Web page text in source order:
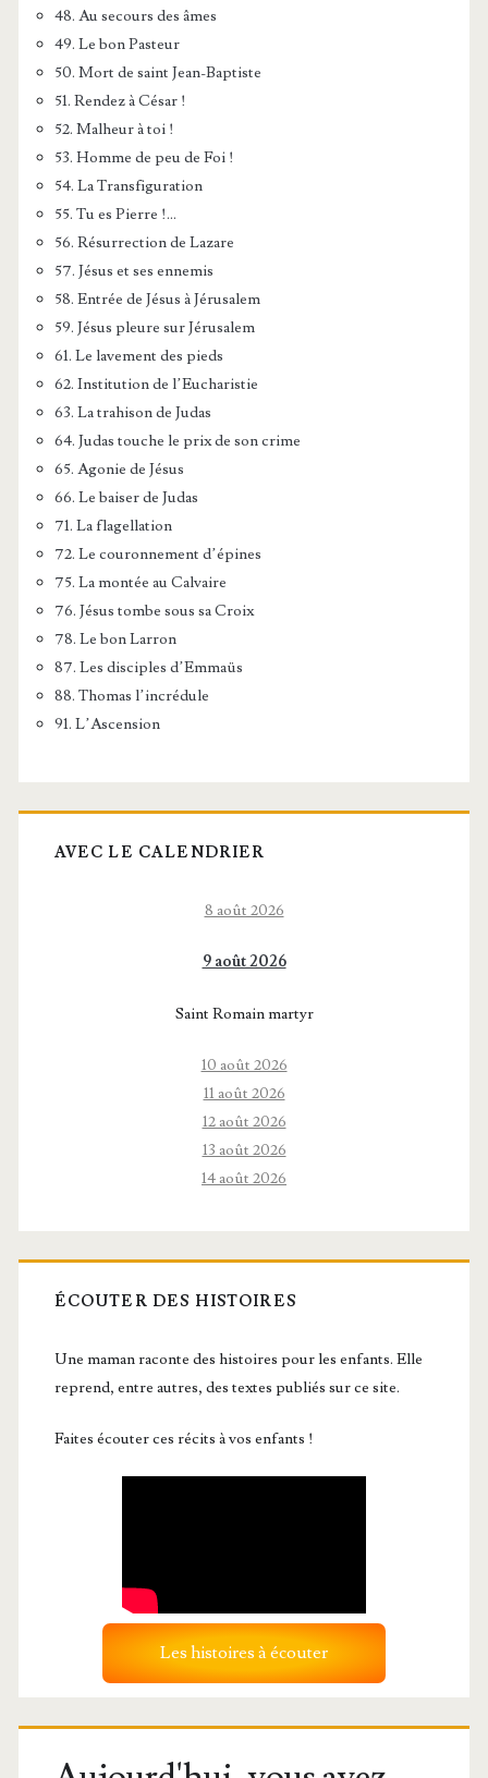
48. Au secours des âmes
49. Le bon Pasteur
50. Mort de saint Jean-Baptiste
51. Rendez à César !
52. Malheur à toi !
53. Homme de peu de Foi !
54. La Transfiguration
55. Tu es Pierre !…
56. Résurrection de Lazare
57. Jésus et ses ennemis
58. Entrée de Jésus à Jérusalem
59. Jésus pleure sur Jérusalem
61. Le lavement des pieds
62. Institution de l’Eucharistie
63. La trahison de Judas
64. Judas touche le prix de son crime
65. Agonie de Jésus
66. Le baiser de Judas
71. La flagellation
72. Le couronnement d’épines
75. La montée au Calvaire
76. Jésus tombe sous sa Croix
78. Le bon Larron
87. Les disciples d’Emmaüs
88. Thomas l’incrédule
91. L’Ascension
AVEC LE CALENDRIER
8 août 2026
9 août 2026
Saint Romain martyr
10 août 2026
11 août 2026
12 août 2026
13 août 2026
14 août 2026
ÉCOUTER DES HISTOIRES
Une maman raconte des histoires pour les enfants. Elle
reprend, entre autres, des textes publiés sur ce site.
Faites écouter ces récits à vos enfants !
Les histoires à écouter